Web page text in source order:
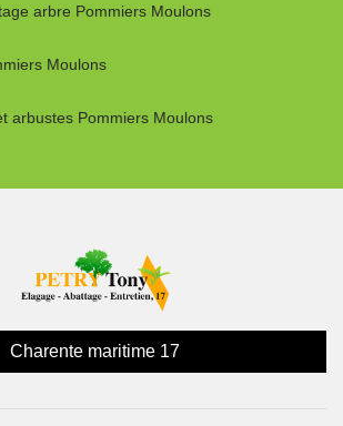
arbre Pommiers Moulons
Moulons
arbustes Pommiers Moulons
Charente maritime 17